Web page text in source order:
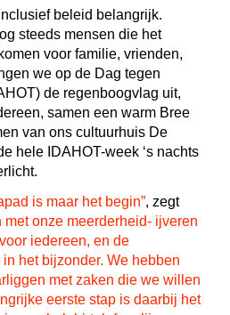
beleid belangrijk.
steeds mensen die het
voor familie, vrienden,
we op de Dag tegen
de regenboogvlag uit,
samen een warm Bree
van ons cultuurhuis De
hele IDAHOT-week ‘s nachts
is maar het begin”, zegt
met onze meerderheid- ijveren
iedereen, en de
het bijzonder. We hebben
met zaken die we willen
eerste stap is daarbij het